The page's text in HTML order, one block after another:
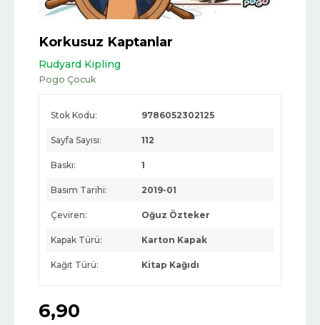
Korkusuz Kaptanlar
Rudyard Kipling
Pogo Çocuk
Stok Kodu: 9786052302125
Sayfa Sayısı: 112
Baskı: 1
Basım Tarihi: 2019-01
Çeviren: Oğuz Özteker
Kapak Türü: Karton Kapak
Kağıt Türü: Kitap Kağıdı
6,90